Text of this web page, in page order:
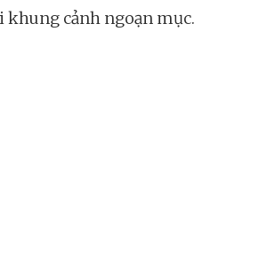
khung cảnh ngoạn mục.